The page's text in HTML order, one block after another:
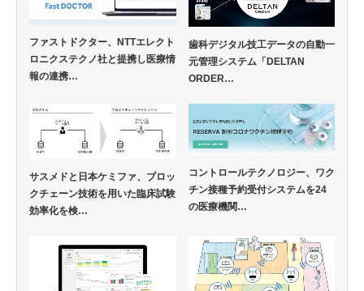
ファストドクター、NTTエレクト
ロニクステクノ社と提携し医療情
報の連携…
歯科デジタル技工データの自動一
元管理システム「DELTAN
ORDER…
サスメドと日本ケミファ、ブロッ
クチェーン技術を用いた臨床試験
効率化を検…
コントロールテクノロジー、ワク
チン接種予約受付システムを24
の医療機関…